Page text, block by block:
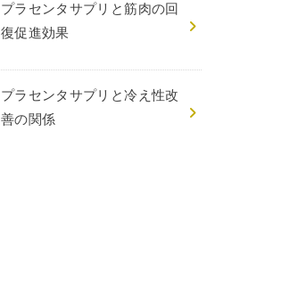
プラセンタサプリと筋肉の回
復促進効果
プラセンタサプリと冷え性改
善の関係